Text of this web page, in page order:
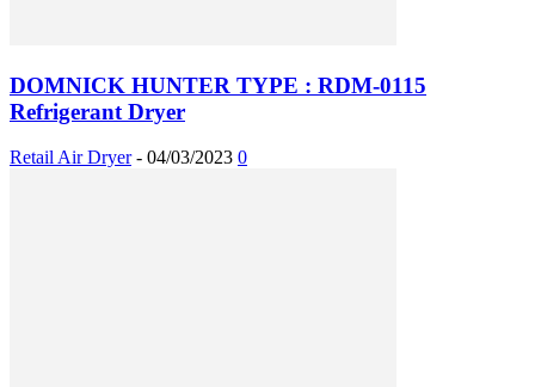
DOMNICK HUNTER TYPE : RDM-0115
Refrigerant Dryer
Retail Air Dryer - 04/03/2023 0